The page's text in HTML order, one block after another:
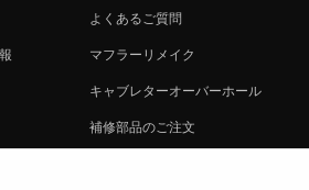
よくあるご質問
マフラーリメイク
キャブレターオーバーホール
補修部品のご注文